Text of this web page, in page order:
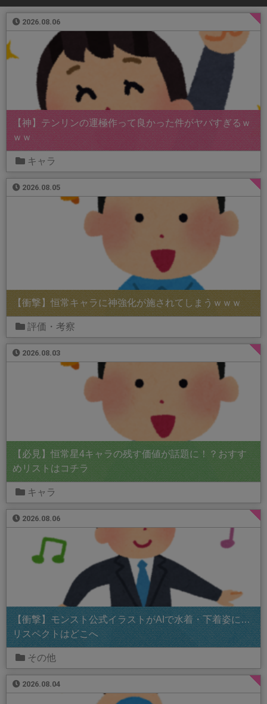
2026.08.06
【神】テンリンの運極作って良かった件がヤバすぎるｗ
ｗｗ
キャラ
2026.08.05
【衝撃】恒常キャラに神強化が施されてしまうｗｗｗ
評価・考察
2026.08.03
【必見】恒常星4キャラの残す価値が話題に！？おすす
めリストはコチラ
キャラ
2026.08.06
【衝撃】モンスト公式イラストがAIで水着・下着姿に…
リスペクトはどこへ
その他
2026.08.04